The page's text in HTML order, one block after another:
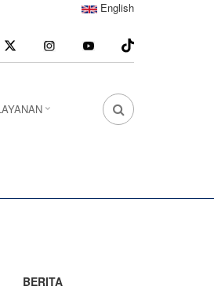
English
Instagram youtube
FA
BERITA